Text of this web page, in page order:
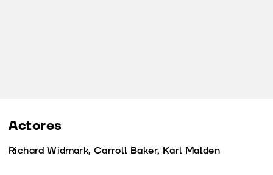
Actores
Richard Widmark, Carroll Baker, Karl Malden